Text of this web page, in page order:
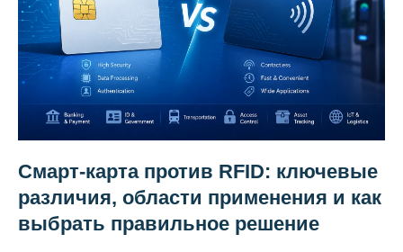
Смарт-карта против RFID: ключевые
различия, области применения и как
выбрать правильное решение